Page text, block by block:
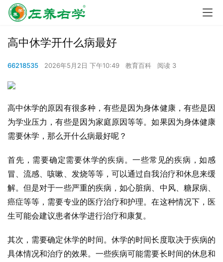
高中休学开什么病最好
66218535 2026年5月2日 下午10:49 教育百科 阅读 3
高中休学的原因有很多种，有些是因为身体健康，有些是因
为学业压力，有些是因为家庭原因等等。如果因为身体健康
需要休学，那么开什么病最好呢？
首先，需要确定需要休学的疾病。一些常见的疾病，如感
冒、流感、咳嗽、发烧等等，可以通过自我治疗和休息来缓
解。但是对于一些严重的疾病，如心脏病、中风、糖尿病、
癌症等等，需要专业的医疗治疗和护理。在这种情况下，医
生可能会建议患者休学进行治疗和康复。
其次，需要确定休学的时间。休学的时间长度取决于疾病的
具体情况和治疗的效果。一些疾病可能需要长时间的休息和